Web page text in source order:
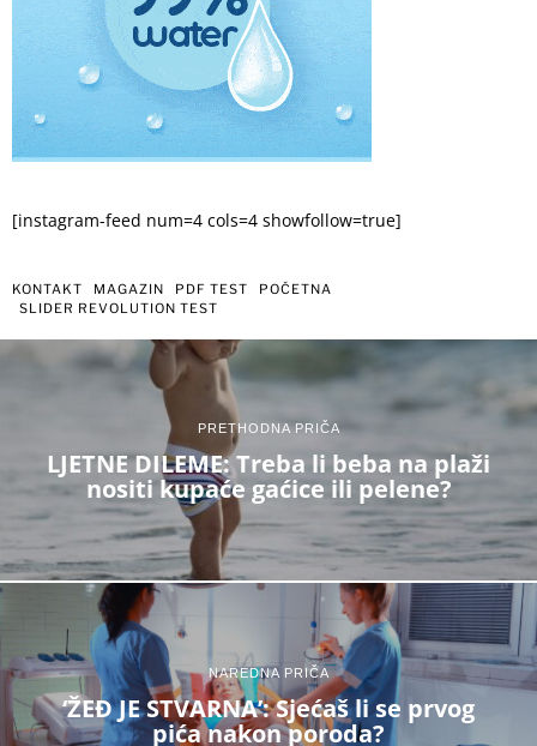
[instagram-feed num=4 cols=4 showfollow=true]
KONTAKT MAGAZIN PDF TEST
POČETNA
SLIDER REVOLUTION TEST
PRETHODNA PRIČA
LJETNE DILEME: Treba li beba na plaži
nositi kupaće gaćice ili pelene?
NAREDNA PRIČA
‘ŽEĐ JE STVARNA’: Sjećaš li se prvog
pića nakon poroda?